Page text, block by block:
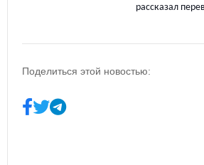
рассказал
Поделиться этой новостью: